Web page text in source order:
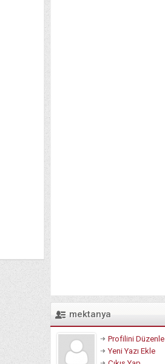
mektanya
Profilini Düzenle
Yeni Yazı Ekle